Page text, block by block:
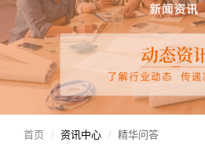
首页 资讯中心 精华问答